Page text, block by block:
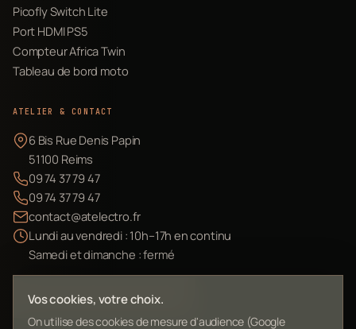
Picofly Switch Lite
Port HDMI PS5
Compteur Africa Twin
Tableau de bord moto
ATELIER & CONTACT
6 Bis Rue Denis Papin
51100 Reims
09 74 37 79 47
09 74 37 79 47
contact@atelectro.fr
Lundi au vendredi : 10h–17h en continu
Samedi et dimanche : fermé
Envoyer mon matériel
Vos cookies, votre choix.
On utilise des cookies de mesure d'audience (Google